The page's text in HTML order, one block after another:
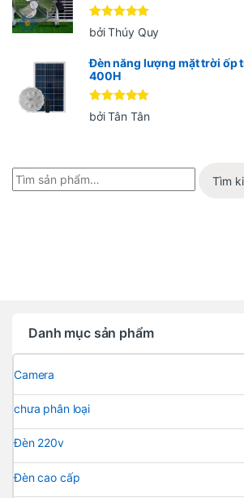
Được xếp
hạng 5 5
bởi Thúy Quy
Đèn năng lượng mặt trời ốp
400H
Được xếp
hạng 55
bởi Tân Tân
Tìm
Danh mục sản phẩm
Camera
chưa phân loại
Đèn 220v
Đèn cao cấp